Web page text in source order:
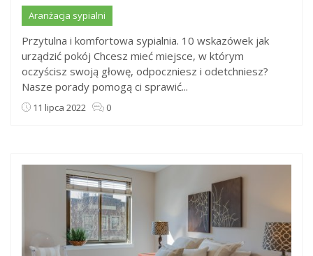
Aranżacja sypialni
Przytulna i komfortowa sypialnia. 10 wskazówek jak
urządzić pokój Chcesz mieć miejsce, w którym
oczyścisz swoją głowę, odpoczniesz i odetchniesz?
Nasze porady pomogą ci sprawić...
11 lipca 2022 0